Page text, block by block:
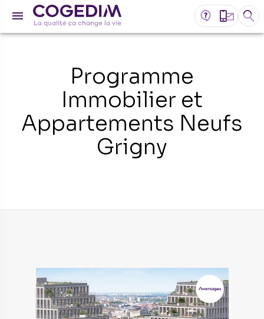
Programme
Immobilier et
Appartements Neufs
Grigny